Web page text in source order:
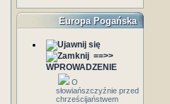
Europa Pogańska
==>>
WPROWADZENIE
O
słowiańszczyźnie przed
chrześcijaństwem